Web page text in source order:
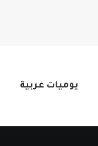
يوميات عربية